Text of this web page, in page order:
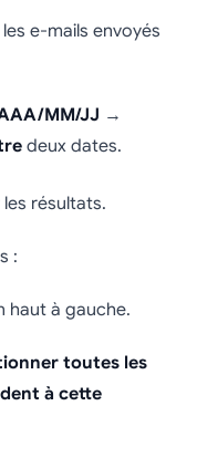
e-mails envoyés
MM/JJ →
deux dates.
résultats.
:
haut à gauche.
toutes les
à cette